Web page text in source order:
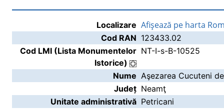
Localizare Afişează pe harta
Cod RAN 123433.02
Cod LMI (Lista Monumentelor
Istorice)
NT-I-s-B-10525
Nume Aşezarea Cucuteni
Județ Neamţ
Unitate administrativă Petricani